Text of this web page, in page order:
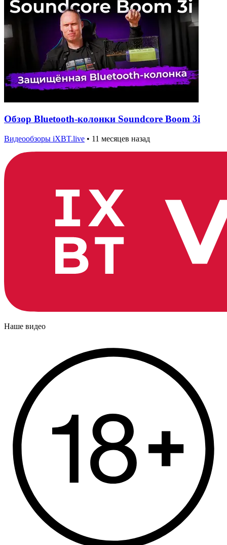
Обзор Bluetooth-колонки Soundcore Boom 3i
Видеообзоры iXBT.live • 11 месяцев назад
Наше видео